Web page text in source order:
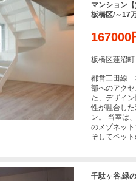
マンション
板橋区/～17
板橋区蓮沼町
都営三田線
部へのアク
た、デザイ
性が融合し
ン。 当室は
のメゾネッ
そしてペッ
千駄ヶ谷,緑